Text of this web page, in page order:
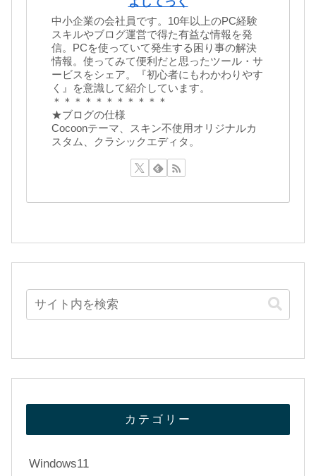
中小企業の会社員です。10年以上のPC経験
スキルやブログ運営で得た有益な情報を発
信。PCを使っていて発生する困り事の解決
情報。使ってみて便利だと思ったツール・サ
ービスをシェア。『初心者にもわかわりやす
く』を意識して紹介しています。
＊＊＊＊＊＊＊＊＊＊＊
★ブログの仕様
Cocoonテーマ、スキン不使用オリジナルカ
スタム、クラシックエディタ。
カテゴリー
Windows11